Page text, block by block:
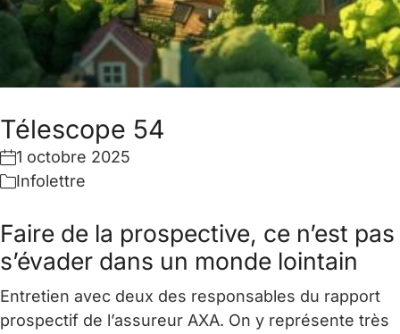
Télescope 54
1 octobre 2025
Infolettre
Faire de la prospective, ce n’est pas
s’évader dans un monde lointain
Entretien avec deux des responsables du rapport
prospectif de l’assureur AXA. On y représente très